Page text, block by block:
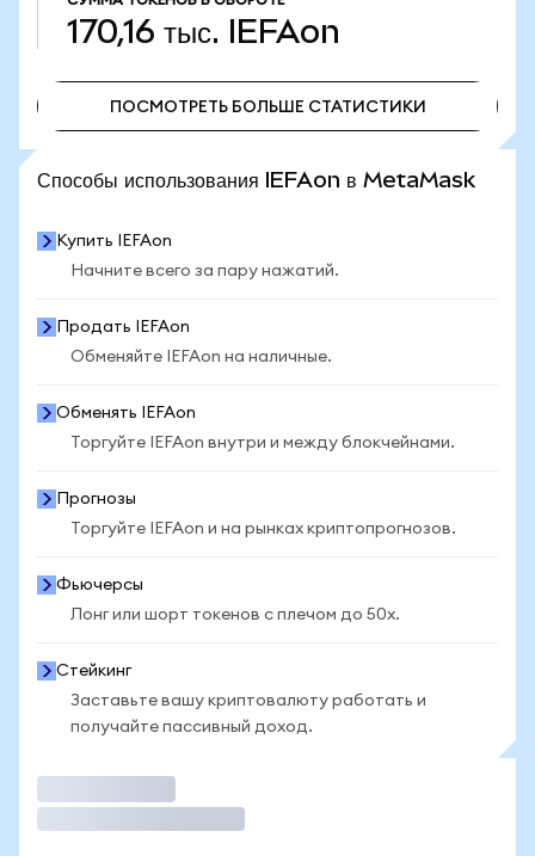
170,16 тыс. IEFAon
ПОСМОТРЕТЬ БОЛЬШЕ СТАТИСТИКИ
Способы использования IEFAon в MetaMask
Купить IEFAon
Начните всего за пару нажатий.
Продать IEFAon
Обменяйте IEFAon на наличные.
Обменять IEFAon
Торгуйте IEFAon внутри и между блокчейнами.
Прогнозы
Торгуйте IEFAon и на рынках криптопрогнозов.
Фьючерсы
Лонг или шорт токенов с плечом до 50x.
Стейкинг
Заставьте вашу криптовалюту работать и
получайте пассивный доход.